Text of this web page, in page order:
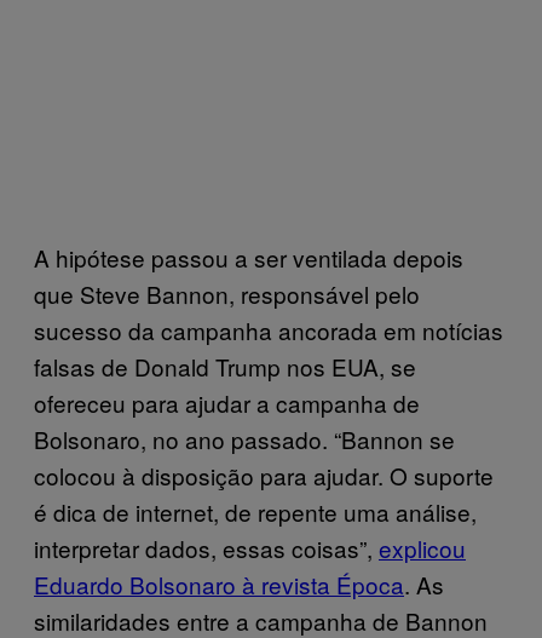
A hipótese passou a ser ventilada depois
que Steve Bannon, responsável pelo
sucesso da campanha ancorada em notícias
falsas de Donald Trump nos EUA, se
ofereceu para ajudar a campanha de
Bolsonaro, no ano passado. “Bannon se
colocou à disposição para ajudar. O suporte
é dica de internet, de repente uma análise,
interpretar dados, essas coisas”, explicou
Eduardo Bolsonaro à revista Época. As
similaridades entre a campanha de Bannon